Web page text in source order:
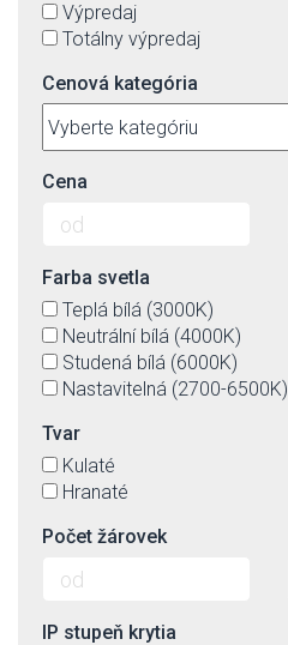
Výpredaj
Totálny výpredaj
Cenová kategória
Cena
Farba svetla
Teplá bílá (3000K)
Neutrální bílá (4000K)
Studená bílá (6000K)
Nastavitelná (2700-6500K)
Tvar
Kulaté
Hranaté
Počet žárovek
IP stupeň krytia